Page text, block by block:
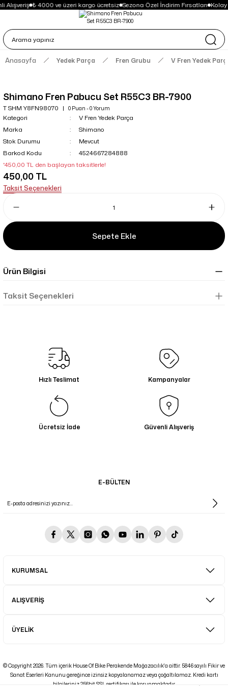
Alışveriş ₺ 4000 ve üzeri kargo ücretsiz Sezona Özel İndirim Fırsatları Kolay
Anasayfa Yedek Parça Fren Grubu V Fren Yedek
Shimano Fren Pabucu Set R55C3 BR-7900
T SHM Y8FN98070 0 Puan - 0 Yorum
Kategori
V Fren Yedek Parça
Marka
Shimano
Stok Durumu
Mevcut
Barkod Kodu
4524667284888
*450,00 TL den başlayan taksitlerle!
450,00 TL
Taksit Seçenekleri
Sepete Ekle
Ürün Bilgisi
Taksit Seçenekleri
Hızlı Teslimat Kampanyalar
Ücretsiz İade Güvenli Alışveriş
E-BÜLTEN
KURUMSAL
ALIŞVERİŞ
ÜYELİK
© Copyright 2026. Tüm içerik House Of Bike Perakende Mağazacılık'a aittir. 5846 sayılı Fikir ve
Sanat Eserleri Kanunu gereğince izinsiz kopyalanamaz veya çoğaltılamaz. Kredi kartı
bilgileriniz 256bit SSL sertifikası ile korunmaktadır.